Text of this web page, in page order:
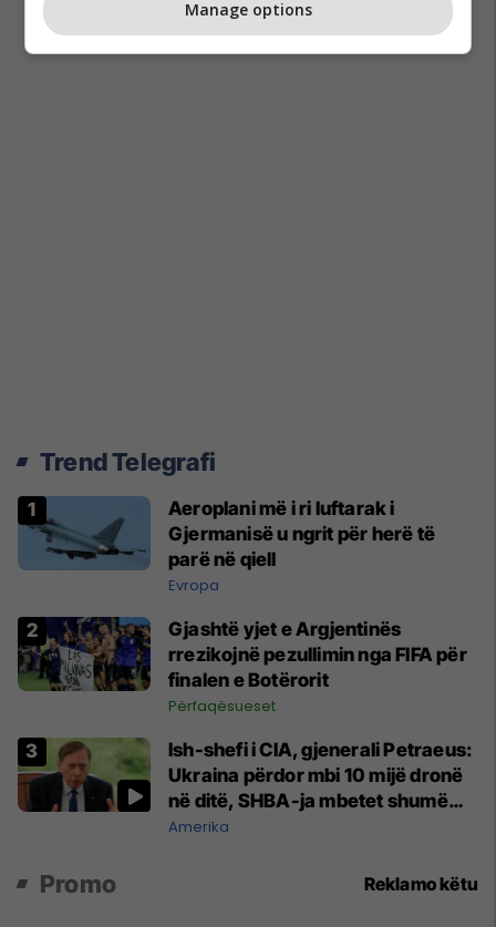
Trend Telegrafi
Aeroplani më i ri luftarak i
Gjermanisë u ngrit për herë të
parë në qiell
Evropa
Gjashtë yjet e Argjentinës
rrezikojnë pezullimin nga FIFA për
finalen e Botërorit
Përfaqësueset
Ish-shefi i CIA, gjenerali Petraeus:
Ukraina përdor mbi 10 mijë dronë
në ditë, SHBA-ja mbetet shumë
prapa në prodhim
Amerika
Promo Reklamo këtu
Manage options